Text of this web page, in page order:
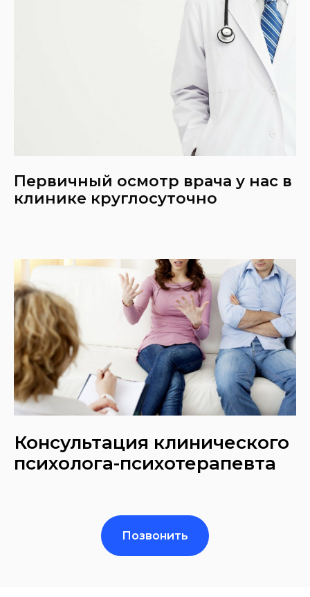
Первичный осмотр врача у нас в
клинике круглосуточно
Консультация клинического
психолога-психотерапевта
Позвонить